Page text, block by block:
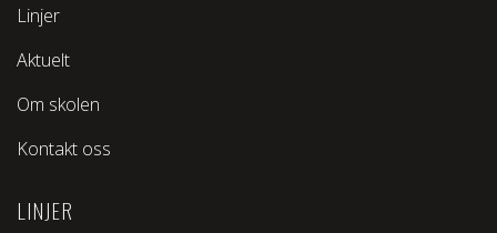
Linjer
Aktuelt
Om skolen
Kontakt oss
LINJER